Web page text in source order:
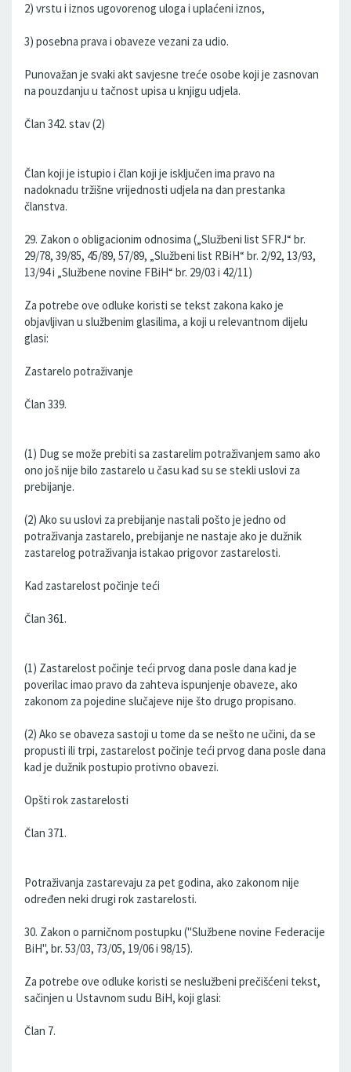
2) vrstu i iznos ugovorenog uloga i uplaćeni iznos,
3) posebna prava i obaveze vezani za udio.
Punovažan je svaki akt savjesne treće osobe koji je zasnovan
na pouzdanju u tačnost upisa u knjigu udjela.
Član 342. stav (2)
Član koji je istupio i član koji je isključen ima pravo na
nadoknadu tržišne vrijednosti udjela na dan prestanka
članstva.
29. Zakon o obligacionim odnosima („Službeni list SFRJ“ br.
29/78, 39/85, 45/89, 57/89, „Službeni list RBiH“ br. 2/92, 13/93,
13/94 i „Službene novine FBiH“ br. 29/03 i 42/11)
Za potrebe ove odluke koristi se tekst zakona kako je
objavljivan u službenim glasilima, a koji u relevantnom dijelu
glasi:
Zastarelo potraživanje
Član 339.
(1) Dug se može prebiti sa zastarelim potraživanjem samo ako
ono još nije bilo zastarelo u času kad su se stekli uslovi za
prebijanje.
(2) Ako su uslovi za prebijanje nastali pošto je jedno od
potraživanja zastarelo, prebijanje ne nastaje ako je dužnik
zastarelog potraživanja istakao prigovor zastarelosti.
Kad zastarelost počinje teći
Član 361.
(1) Zastarelost počinje teći prvog dana posle dana kad je
poverilac imao pravo da zahteva ispunjenje obaveze, ako
zakonom za pojedine slučajeve nije što drugo propisano.
(2) Ako se obaveza sastoji u tome da se nešto ne učini, da se
propusti ili trpi, zastarelost počinje teći prvog dana posle dana
kad je dužnik postupio protivno obavezi.
Opšti rok zastarelosti
Član 371.
Potraživanja zastarevaju za pet godina, ako zakonom nije
određen neki drugi rok zastarelosti.
30. Zakon o parničnom postupku ("Službene novine Federacije
BiH", br. 53/03, 73/05, 19/06 i 98/15).
Za potrebe ove odluke koristi se neslužbeni prečišćeni tekst,
sačinjen u Ustavnom sudu BiH, koji glasi:
Član 7.